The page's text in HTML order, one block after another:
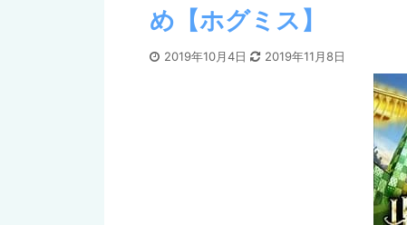
め【ホグミス】
2019年10月4日 2019年11月8日